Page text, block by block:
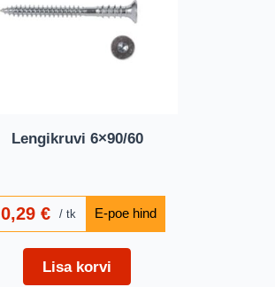
Lengikruvi 6×90/60
0,29€ tk
Lisa korvi